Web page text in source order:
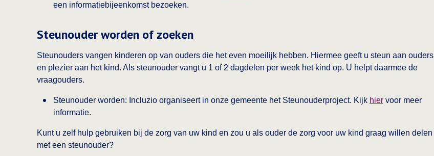
een informatiebijeenkomst bezoeken.
Steunouder worden of zoeken
Steunouders vangen kinderen op van ouders die het even moeilijk hebben. Hiermee geeft u steun aan ouders
en plezier aan het kind. Als steunouder vangt u 1 of 2 dagdelen per week het kind op. U helpt daarmee de
vraagouders.
Steunouder worden: Incluzio organiseert in onze gemeente het Steunouderproject. Kijk hier voor meer
informatie.
Kunt u zelf hulp gebruiken bij de zorg van uw kind en zou u als ouder de zorg voor uw kind graag willen delen
met een steunouder?